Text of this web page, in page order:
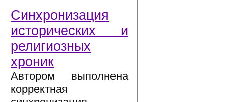
Синхронизация
исторических и
религиозных
хроник
Автором выполнена
корректная